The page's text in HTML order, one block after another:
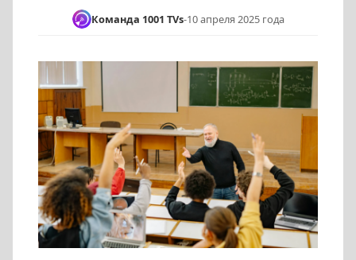
Команда 1001 TVs-10 апреля 2025 года